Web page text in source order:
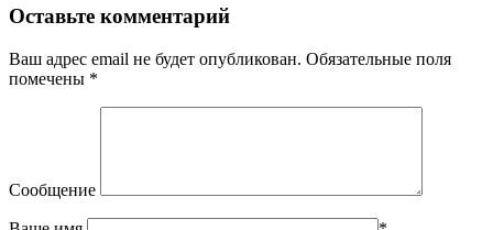
Оставьте комментарий
Ваш адрес email не будет опубликован. Обязательные поля
помечены *
Сообщение